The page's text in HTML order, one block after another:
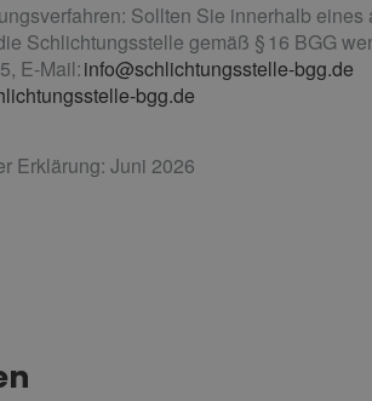
Sollten Sie innerhalb
Schlichtungsstelle gemäß § 16 BGG
E-Mail:info@schlichtungsstelle-bgg.de
bgg.de
Erklärung: Juni 2026